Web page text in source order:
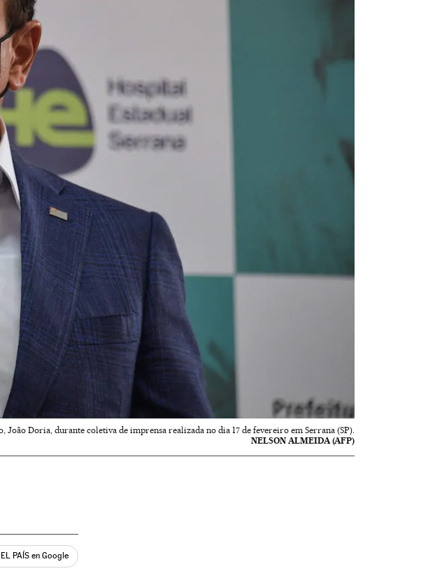
João Doria, durante coletiva de imprensa realizada no dia 17 de fevereiro em Serrana (SP).
NELSON ALMEIDA (AFP)
PAÍS en Google